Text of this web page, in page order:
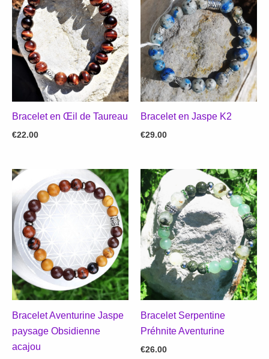
Bracelet en Œil de Taureau
€22.00
Bracelet en Jaspe K2
€29.00
Bracelet Aventurine Jaspe
paysage Obsidienne
acajou
Bracelet Serpentine
Préhnite Aventurine
€26.00